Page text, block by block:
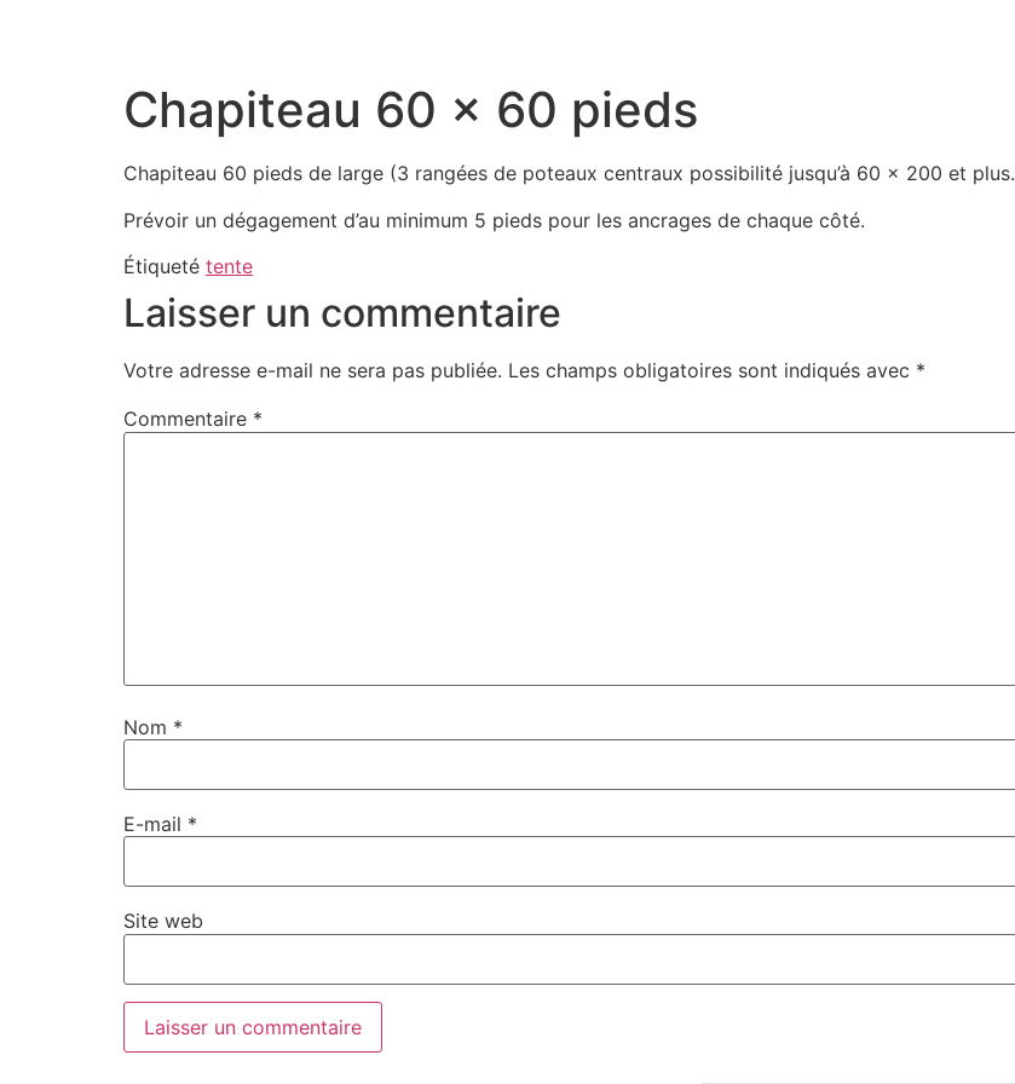
Chapiteau 60 x 60 pieds
Chapiteau 60 pieds de large (3 rangées de poteaux centraux possibilité jusqu’à 60 x 200 et plus.
Prévoir un dégagement d’au minimum 5 pieds pour les ancrages de chaque côté.
Étiqueté tente
Laisser un commentaire
Votre adresse e-mail ne sera pas publiée. Les champs obligatoires sont indiqués avec *
Commentaire *
Nom *
E-mail *
Site web